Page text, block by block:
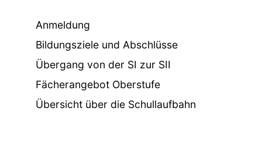
Anmeldung
Bildungsziele und Abschlüsse
Übergang von der SI zur SII
Fächerangebot Oberstufe
Übersicht über die Schullaufbahn